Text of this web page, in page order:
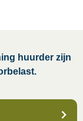
huurder zijn